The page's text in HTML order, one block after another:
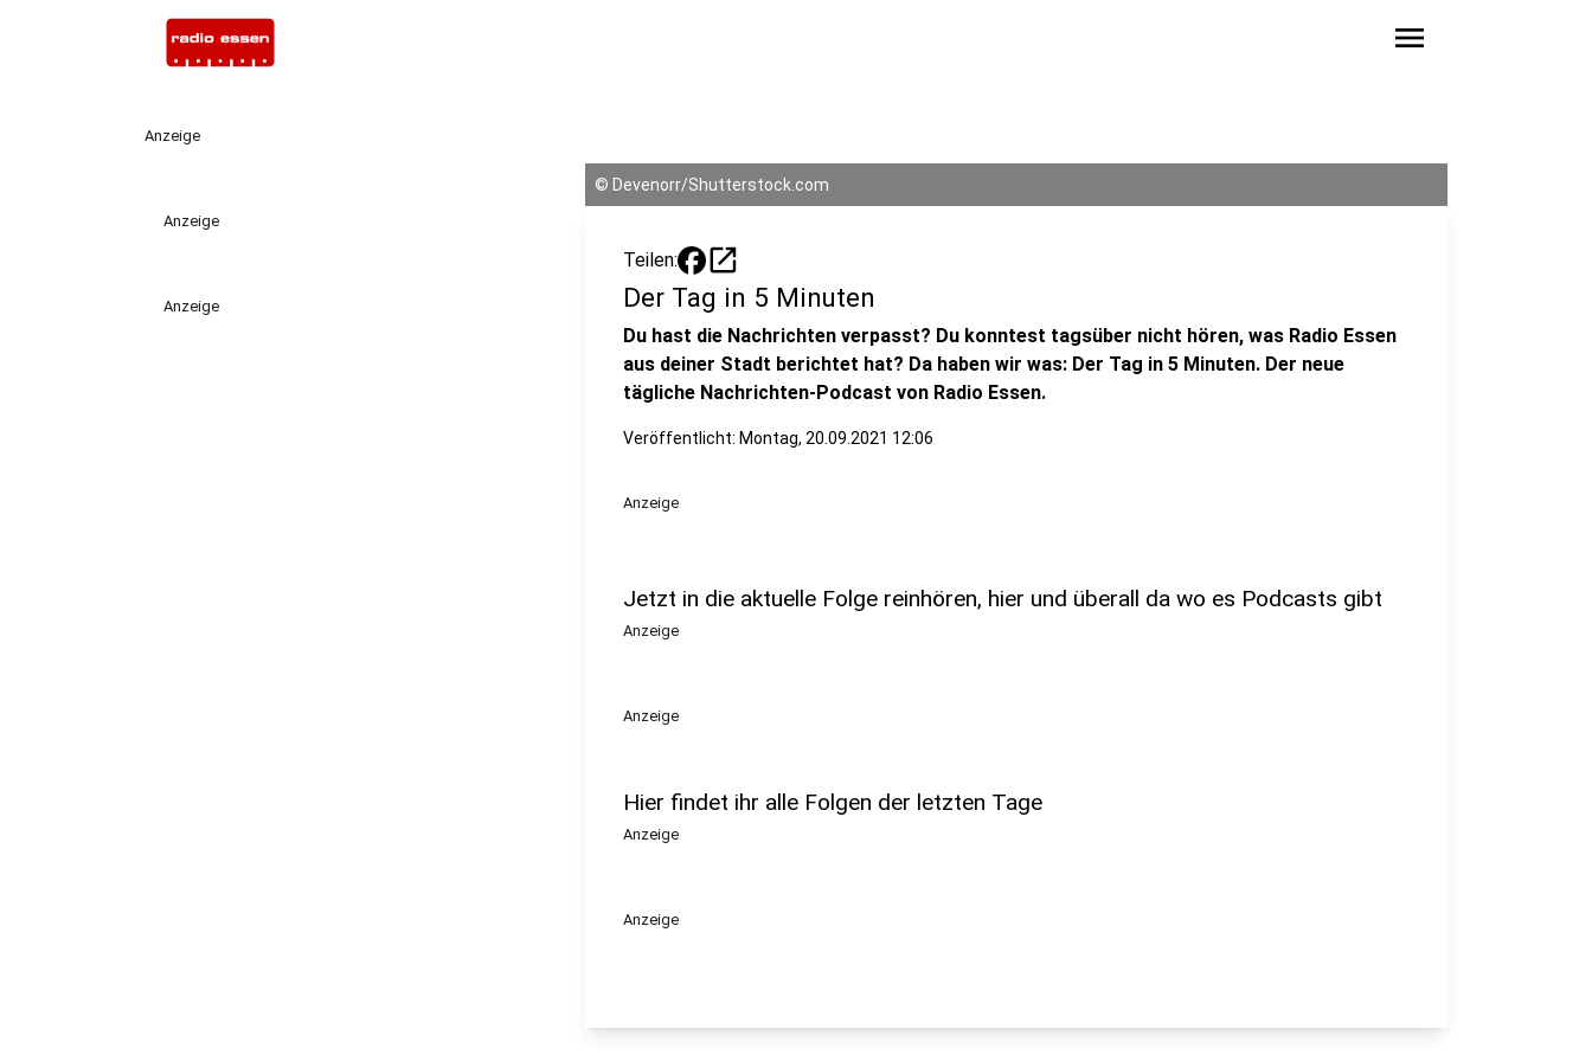
menu
Anzeige
Anzeige
Anzeige
© Devenorr/Shutterstock.com
Teilen: open_in_new
Der Tag in 5 Minuten
Du hast die Nachrichten verpasst? Du konntest tagsüber nicht hören, was Radio Essen
aus deiner Stadt berichtet hat? Da haben wir was: Der Tag in 5 Minuten. Der neue
tägliche Nachrichten-Podcast von Radio Essen.
Veröffentlicht: Montag, 20.09.2021 12:06
Anzeige
Jetzt in die aktuelle Folge reinhören, hier und überall da wo es Podcasts gibt
Anzeige
Anzeige
Hier findet ihr alle Folgen der letzten Tage
Anzeige
Anzeige